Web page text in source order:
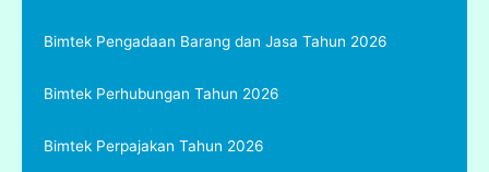
Bimtek Pengadaan Barang dan Jasa Tahun 2026
Bimtek Perhubungan Tahun 2026
Bimtek Perpajakan Tahun 2026